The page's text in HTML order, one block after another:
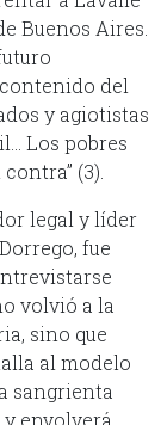
Buenos Aires.
del
y agiotistas
Los pobres
(3).
legal y líder
fue
volvió a la
sino que
al modelo
sangrienta
envolverá